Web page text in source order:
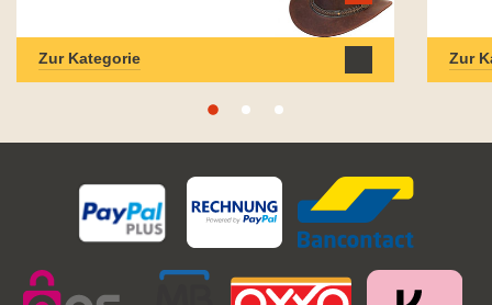
Zur Kategorie Zur